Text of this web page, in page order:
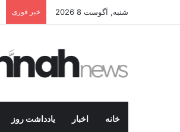
شنبه, آگوست 8 2026 خبر فوری
خانه اخبار یادداشت روز